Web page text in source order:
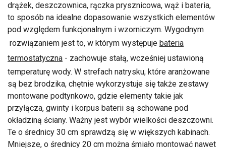
drążek, deszczownica, rączka prysznicowa, wąż i bateria,
to sposób na idealne dopasowanie wszystkich elementów
pod względem funkcjonalnym i wzorniczym. Wygodnym
rozwiązaniem jest to, w którym występuje bateria
termostatyczna - zachowuje stałą, wcześniej ustawioną
temperaturę wody. W strefach natrysku, które aranżowane
są bez brodzika, chętnie wykorzystuje się także zestawy
montowane podtynkowo, gdzie elementy takie jak
przyłącza, gwinty i korpus baterii są schowane pod
okładziną ściany. Ważny jest wybór wielkości deszczowni.
Te o średnicy 30 cm sprawdzą się w większych kabinach.
Mniejsze, o średnicy 20 cm można śmiało montować nawet